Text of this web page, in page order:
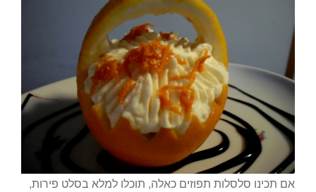
אם תכינו סלסלות תפוזים כאלה, תוכלו למלא בסלט פירות,